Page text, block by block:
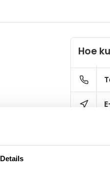
Details
Hoe